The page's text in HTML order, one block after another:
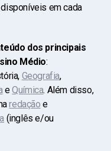
em cada
dos principais
Médio:
Geografia,
eQuímica. Além disso,
redação e
(inglês e/ou